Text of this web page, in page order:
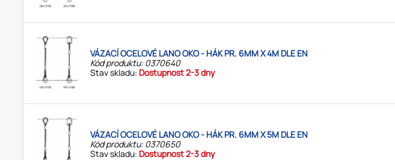
VÁZACÍ OCELOVÉ LANO OKO - HÁK PR. 6MM X 4M DLE EN
Kód produktu: 0370640
Stav skladu: Dostupnost 2-3 dny
VÁZACÍ OCELOVÉ LANO OKO - HÁK PR. 6MM X 5M DLE EN
Kód produktu: 0370650
Stav skladu: Dostupnost 2-3 dny